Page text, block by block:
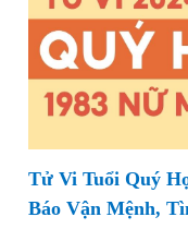
Tử Vi Tuổi Quý
Báo Vận Mệnh,